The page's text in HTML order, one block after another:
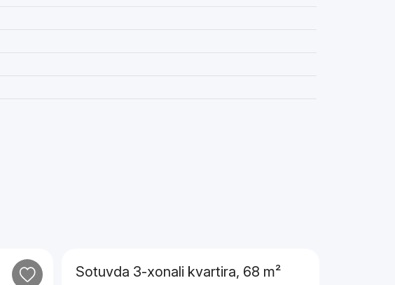
Sotuvda 3-xonali kvartira, 68 m²